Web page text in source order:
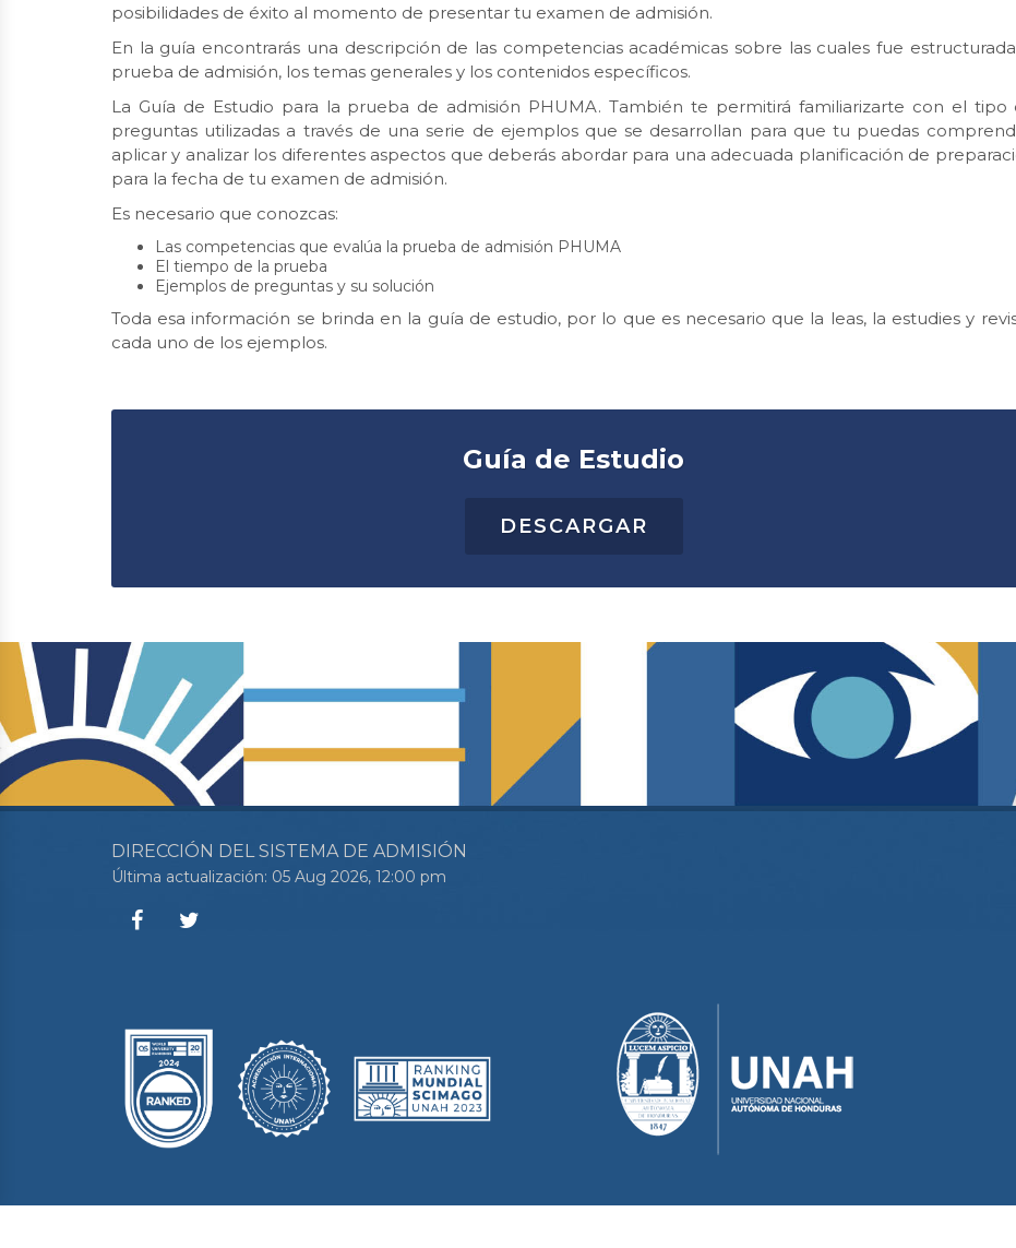
posibilidades de éxito al momento de presentar tu examen de admisión.
En la guía encontrarás una descripción de las competencias académicas sobre las cuales fue
prueba de admisión, los temas generales y los contenidos específicos.
La Guía de Estudio para la prueba de admisión PHUMA. También te permitirá familiarizarte con el tipo
preguntas utilizadas a través de una serie de ejemplos que se desarrollan para que tu puedas
aplicar y analizar los diferentes aspectos que deberás abordar para una adecuada planificación de
para la fecha de tu examen de admisión.
Es necesario que conozcas:
Las competencias que evalúa la prueba de admisión PHUMA
El tiempo de la prueba
Ejemplos de preguntas y su solución
Toda esa información se brinda en la guía de estudio, por lo que es necesario que la leas, la estudies y
cada uno de los ejemplos.
Guía de Estudio
DESCARGAR
DIRECCIÓN DEL SISTEMA DE ADMISIÓN
Última actualización: 05 Aug 2026, 12:00 pm